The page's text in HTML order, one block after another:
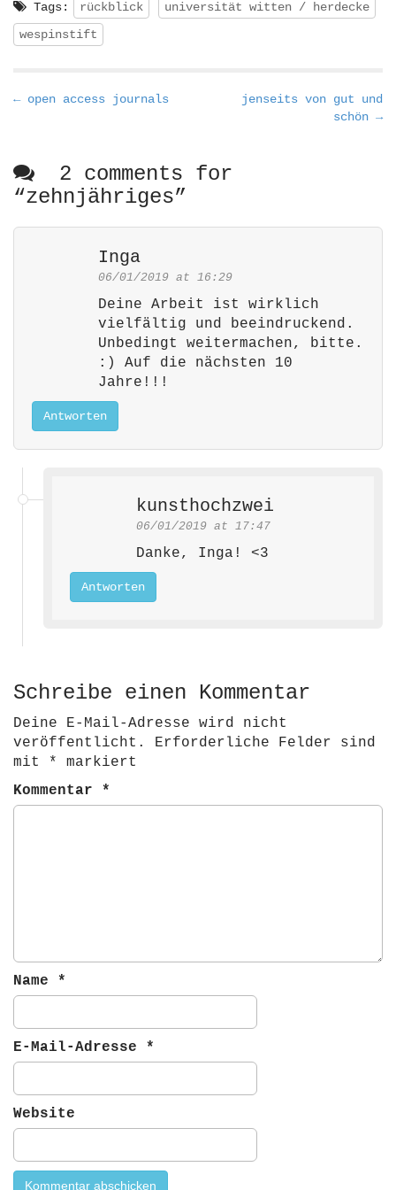
Tags: rückblick
universität witten / herdecke
wespinstift
P
t
n
← open access journals
jenseits von gut und
schön →
2 comments for
“zehnjähriges”
Inga
06/01/2019 at 16:29
Deine Arbeit ist wirklich
vielfältig und beeindruckend.
Unbedingt weitermachen, bitte.
:) Auf die nächsten 10
Jahre!!!
Antworten
kunsthochzwei
06/01/2019 at 17:47
Danke, Inga! <3
Antworten
Schreibe einen Kommentar
Deine E-Mail-Adresse wird nicht
veröffentlicht.
Erforderliche Felder sind
mit
*
markiert
Kommentar *
Name *
E-Mail-Adresse *
Website